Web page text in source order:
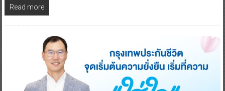
Read more